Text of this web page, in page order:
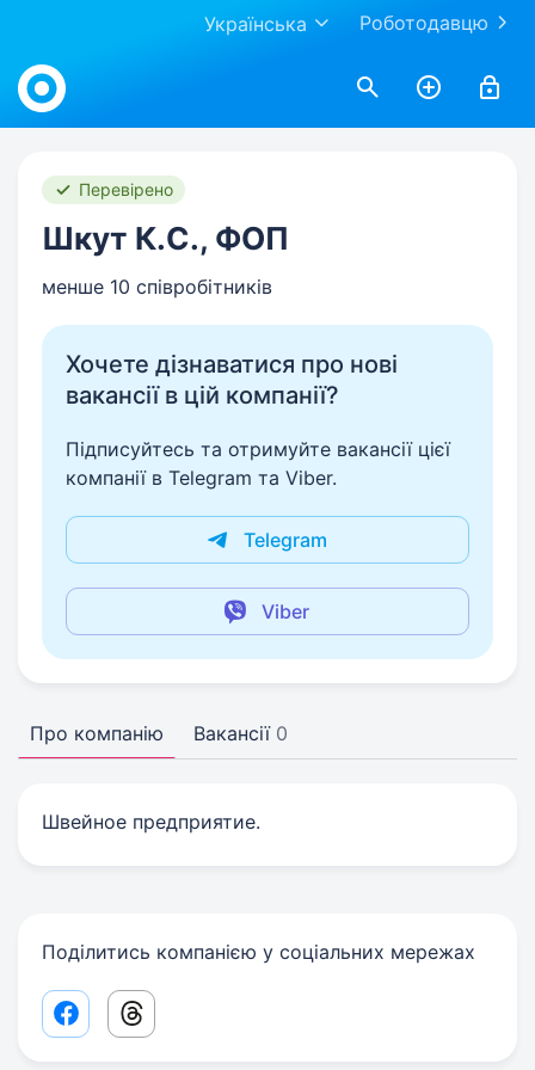
Роботодавцю
Українська
Work.ua
Перевірено
Шкут К.С., ФОП
менше 10 співробітників
Хочете дізнаватися про нові
вакансії в цій компанії?
Підписуйтесь та отримуйте вакансії цієї
компанії в Telegram та Viber.
Telegram
Viber
Про компанію Вакансії 0
Швейное предприятие.
Поділитись компанією у соціальних мережах
Facebook share link
Threads share link